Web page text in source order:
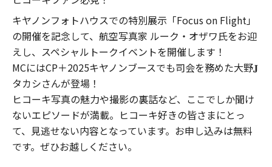
キヤノンフォトハウスでの特別展示「Focus on Flight」
の開催を記念して、航空写真家 ルーク・オザワ氏をお迎
えし、スペシャルトークイベントを開催します！
MCにはCP＋2025キヤノンブースでも司会を務めた大野𝐉
タカシさんが登場！
ヒコーキ写真の魅力や撮影の裏話など、ここでしか聞け
ないエピソードが満載。ヒコーキ好きの皆さまにとっ
て、見逃せない内容となっています。お申し込みは無料
です。ぜひお越しください。